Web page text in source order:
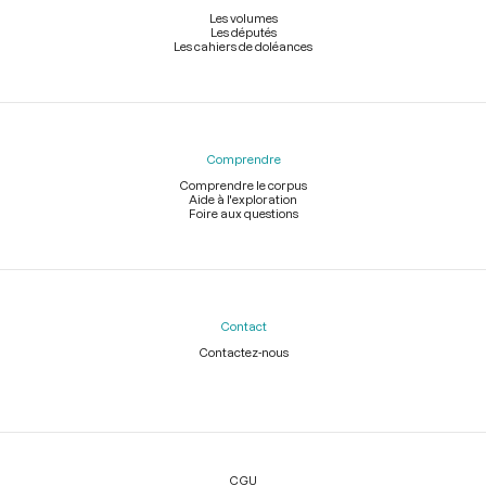
Les volumes
Les députés
Les cahiers de doléances
Comprendre
Comprendre le corpus
Aide à l'exploration
Foire aux questions
Contact
Contactez-nous
Légal
CGU